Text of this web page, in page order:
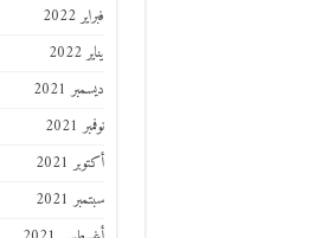
فبراير 2022
يناير 2022
ديسمبر 2021
نوفمبر 2021
أكتوبر 2021
سبتمبر 2021